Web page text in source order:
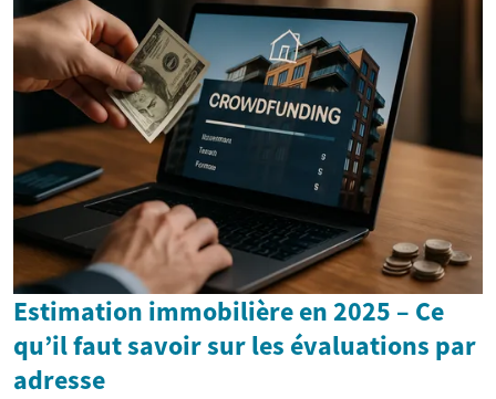
Estimation immobilière en 2025 – Ce
qu’il faut savoir sur les évaluations par
adresse